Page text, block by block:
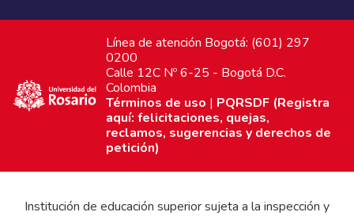
Línea de atención Bogotá: (601) 297
0200
Calle 12C Nº 6-25 - Bogotá D.C.
Colombia
Términos de uso | PQRSDF (Registra
aquí: felicitaciones, quejas,
reclamos, sugerencias y derechos de
petición)
Institución de educación superior sujeta a la inspección y